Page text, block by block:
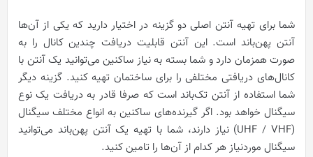
شما برای تهیه آنتن اصلی دو گزینه در اختیار دارید که یکی از آن‌ها
آنتن پهن‌باند است. این آنتن قابلیت دریافت چندین کانال را به
صورت همزمان دارد و شما بسته به نیاز ساکنین می‌توانید یک آنتن با
کانال‌های دریافتی مختلفی را برای ساختمان تهیه کنید. گزینه دیگر
شما استفاده از آنتن تک‌باند است که صرفا قادر به دریافت یک نوع
سیگنال خواهد بود. اگر گیرنده‌های ساکنین به انواع مختلف سیگنال
(UHF / VHF) نیاز دارند، شما با تهیه یک آنتن پهن‌باند می‌توانید
سیگنال موردنیاز هر کدام از آن‌ها را تامین کنید.